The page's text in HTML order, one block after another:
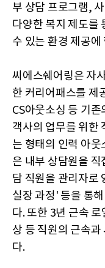
부 상담 프로그램,
다양한 복지 제도를
수 있는 환경 제공
씨에스쉐어링은 자
한 커리어패스를 제
CS아웃소싱 등 기
객사의 업무를 위한
는 형태의 인력 아
은 내부 상담원을
담 직원을 관리자로
실장 과정' 등을 통
다. 또한 3년 근속
상 등 직원의 근속
다.